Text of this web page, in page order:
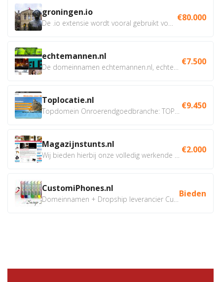
groningen.io €80.000
echtemannen.nl €7.500
Toplocatie.nl €9.450
Magazijnstunts.nl €2.000
CustomiPhones.nl Bieden